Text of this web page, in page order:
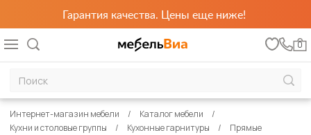
Гарантия качества. Цены еще ниже!
0
Интернет-магазин мебели
Каталог мебели
Кухни и столовые группы
Кухонные гарнитуры Прямые